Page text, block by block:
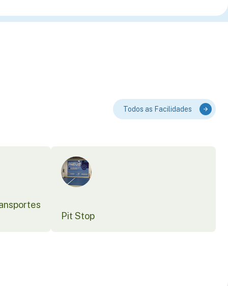
Todos as Facilidades
Pit Stop